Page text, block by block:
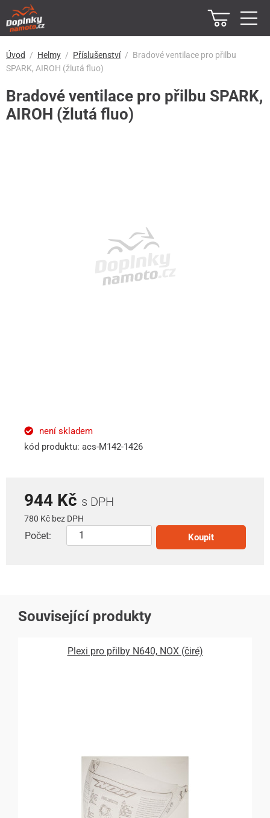
Úvod Helmy Příslušenství
Bradové ventilace pro přilbu
SPARK, AIROH (žlutá fluo)
Bradové ventilace pro přilbu SPARK,
AIROH (žlutá fluo)
není skladem
kód produktu: acs-M142-1426
944 Kč s DPH
780 Kč bez DPH
Počet: Koupit
Související produkty
Plexi pro přilby N640, NOX (čiré)